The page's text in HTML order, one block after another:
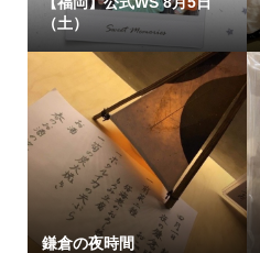
（土）
鎌倉の夜時間